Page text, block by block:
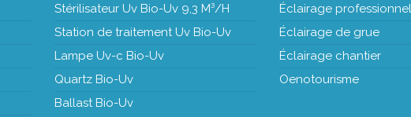
Stérilisateur Uv Bio-Uv 9,3 M³/H
Station de traitement Uv Bio-Uv
Lampe Uv-c Bio-Uv
Quartz Bio-Uv
Ballast Bio-Uv
Éclairage professionnel
Éclairage de grue
Éclairage chantier
Oenotourisme